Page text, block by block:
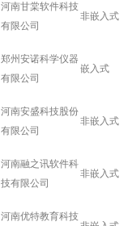
河南甘棠软件科技
有限公司
非嵌入式
郑州安诺科学仪器
有限公司
嵌入式
河南安盛科技股份
有限公司
非嵌入式
河南融之讯软件科
技有限公司
非嵌入式
河南优特教育科技